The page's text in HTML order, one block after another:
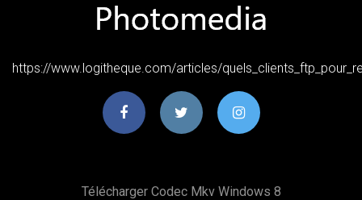
https://www.logitheque.com/articles/
Télécharger Codec Mkv Windows 8